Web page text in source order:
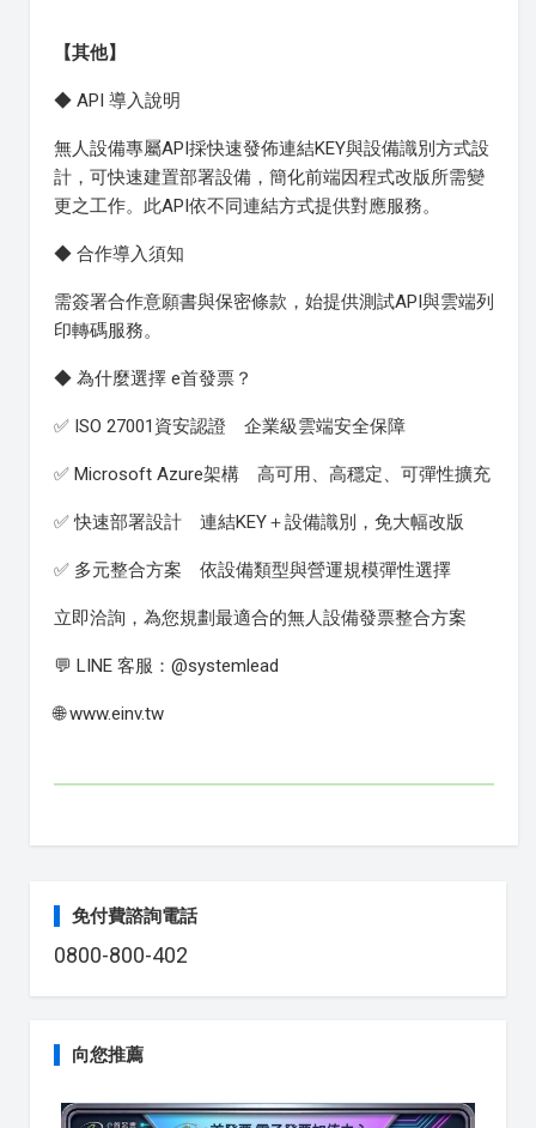
【其他】
◆ API 導入說明
無人設備專屬API採快速發佈連結KEY與設備識別方式設
計，可快速建置部署設備，簡化前端因程式改版所需變
更之工作。此API依不同連結方式提供對應服務。
◆ 合作導入須知
需簽署合作意願書與保密條款，始提供測試API與雲端列
印轉碼服務。
◆ 為什麼選擇 e首發票？
✅ ISO 27001資安認證 企業級雲端安全保障
✅ Microsoft Azure架構 高可用、高穩定、可彈性擴充
✅ 快速部署設計 連結KEY＋設備識別，免大幅改版
✅ 多元整合方案 依設備類型與營運規模彈性選擇
立即洽詢，為您規劃最適合的無人設備發票整合方案
💬 LINE 客服：@systemlead
🌐 www.einv.tw
免付費諮詢電話
0800-800-402
向您推薦